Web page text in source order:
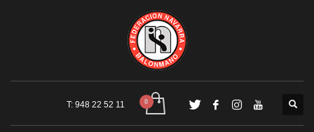
T: 948 22 52 11